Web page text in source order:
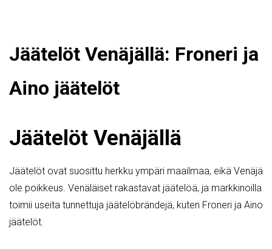
Jäätelöt Venäjällä: Froneri ja
Aino jäätelöt
Jäätelöt Venäjällä
Jäätelöt ovat suosittu herkku ympäri maailmaa, eikä Venäjä
ole poikkeus. Venäläiset rakastavat jäätelöä, ja markkinoilla
toimii useita tunnettuja jäätelöbrändejä, kuten Froneri ja Aino
jäätelöt.